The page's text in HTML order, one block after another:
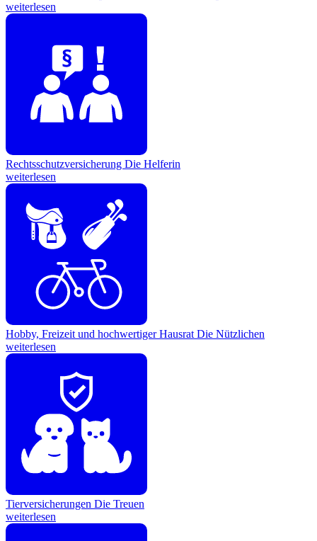
weiterlesen
Rechtsschutzversicherung Die Helferin
weiterlesen
Hobby, Freizeit und hochwertiger Hausrat Die Nützlichen
weiterlesen
Tierversicherungen Die Treuen
weiterlesen